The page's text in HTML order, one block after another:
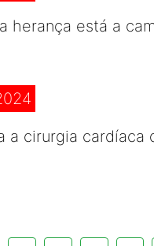
herança está a
a cirurgia